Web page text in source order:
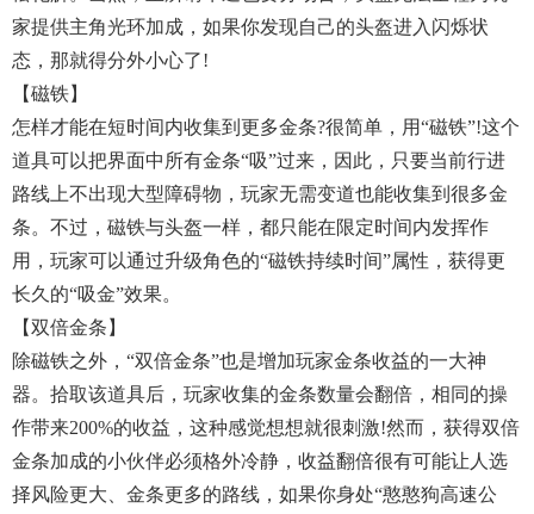
家提供主角光环加成，如果你发现自己的头盔进入闪烁状
态，那就得分外小心了!
【磁铁】
怎样才能在短时间内收集到更多金条?很简单，用“磁铁”!这个
道具可以把界面中所有金条“吸”过来，因此，只要当前行进
路线上不出现大型障碍物，玩家无需变道也能收集到很多金
条。不过，磁铁与头盔一样，都只能在限定时间内发挥作
用，玩家可以通过升级角色的“磁铁持续时间”属性，获得更
长久的“吸金”效果。
【双倍金条】
除磁铁之外，“双倍金条”也是增加玩家金条收益的一大神
器。拾取该道具后，玩家收集的金条数量会翻倍，相同的操
作带来200%的收益，这种感觉想想就很刺激!然而，获得双倍
金条加成的小伙伴必须格外冷静，收益翻倍很有可能让人选
择风险更大、金条更多的路线，如果你身处“憨憨狗高速公